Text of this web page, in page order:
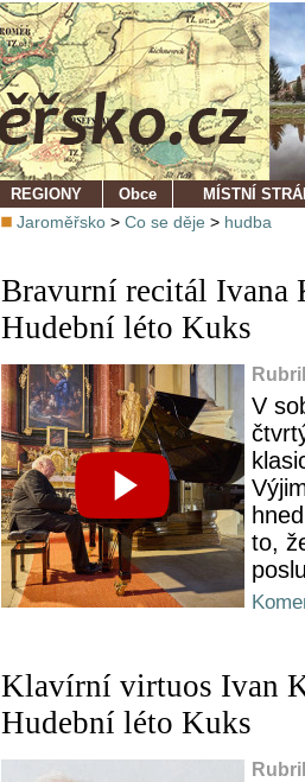
REGIONY Obce MÍSTNÍ
Jaroměřsko > Co se děje > hudba
Bravurní recitál Ivana
Hudební léto Kuks
V
to,
Klavírní virtuos Ivan
Hudební léto Kuks